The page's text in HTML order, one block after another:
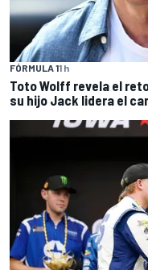
FÓRMULA 11 h
Toto Wolff revela el
su hijo Jack lidera el